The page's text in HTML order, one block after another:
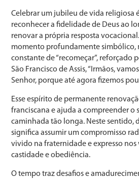
Celebrar um jubileu de vida religiosa
reconhecer a fidelidade de Deus ao
renovar a própria resposta
momento profundamente simbólico,
constante de “recomeçar”, reforçado
São Francisco de Assis, “Irmãos,
Senhor, porque até agora fizemos
Esse espírito de permanente
franciscana e ajuda a compreender o
caminhada tão longa. Neste sentido,
significa assumir um compromisso
vivido na fraternidade e expresso nos
castidade e obediência.
O tempo traz desafios e